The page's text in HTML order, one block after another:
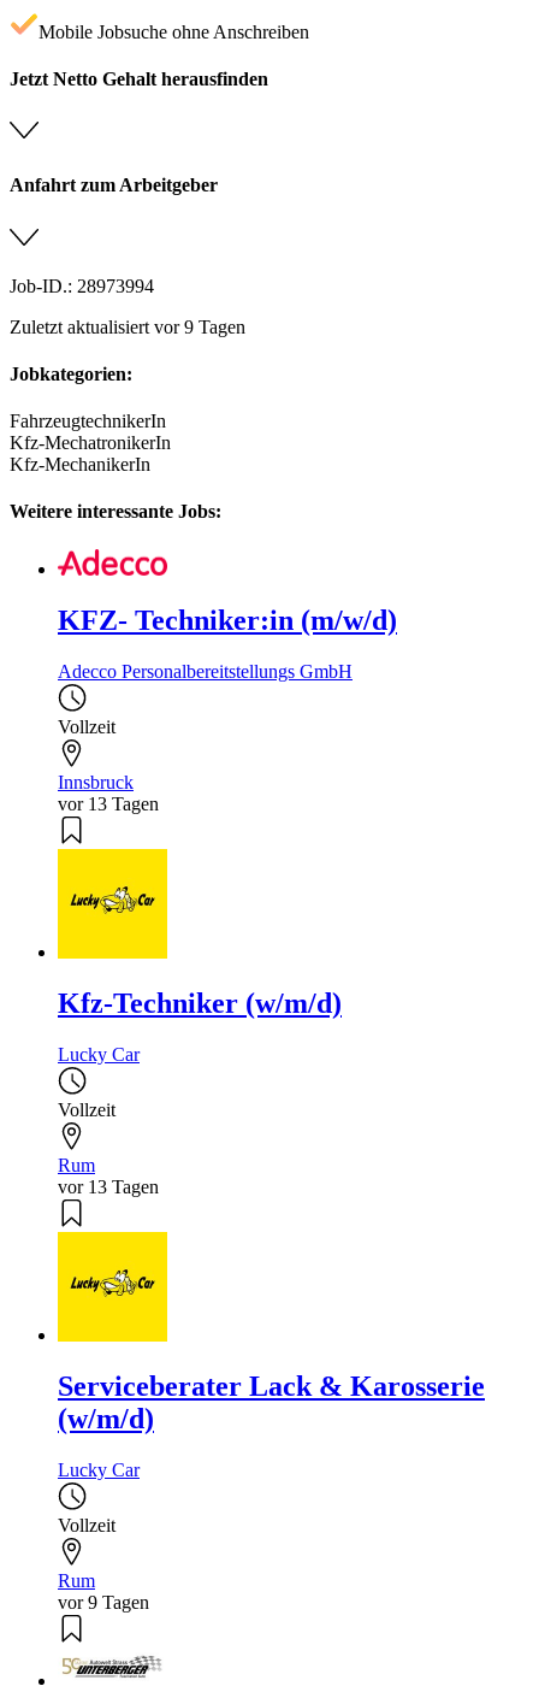
Mobile Jobsuche ohne Anschreiben
Jetzt Netto Gehalt herausfinden
Anfahrt zum Arbeitgeber
Job-ID.: 28973994
Zuletzt aktualisiert vor 9 Tagen
Jobkategorien:
FahrzeugtechnikerIn
Kfz-MechatronikerIn
Kfz-MechanikerIn
Weitere interessante Jobs:
KFZ- Techniker:in (m/w/d)
Adecco Personalbereitstellungs GmbH
Vollzeit
Innsbruck
vor 13 Tagen
Kfz-Techniker (w/m/d)
Lucky Car
Vollzeit
Rum
vor 13 Tagen
Serviceberater Lack & Karosserie
(w/m/d)
Lucky Car
Vollzeit
Rum
vor 9 Tagen